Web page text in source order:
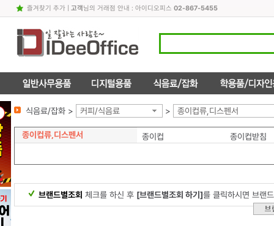
즐겨찾기 추가| 고객님의 거래점 안내 : 아이디오피스 02-867-5455
식음료/잡화 > 커피/식음료 > 종이컵류,디스펜서
종이컵류,디스펜서 종이컵 종이컵받침
브랜드별조회 체크를 하신 후 [브랜드별조회 하기]를 클릭하시면 브랜